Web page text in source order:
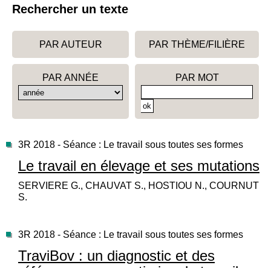
Rechercher un texte
PAR AUTEUR PAR THÈME/FILIÈRE
PAR ANNÉE PAR MOT
3R 2018 - Séance : Le travail sous toutes ses formes
Le travail en élevage et ses mutations
SERVIERE G., CHAUVAT S., HOSTIOU N., COURNUT
S.
3R 2018 - Séance : Le travail sous toutes ses formes
TraviBov : un diagnostic et des